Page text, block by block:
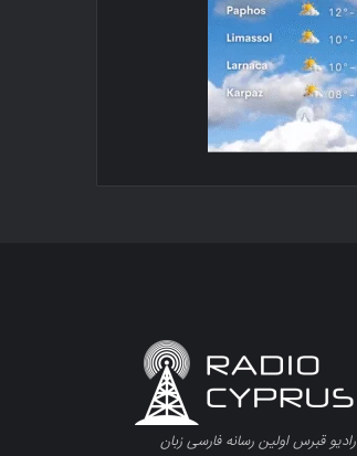
رادیو قبرس اولین رسانه فارسی زبان